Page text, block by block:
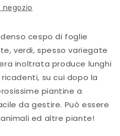
cespo di foglie
verdi, spesso variegate
inoltrata produce lunghi
su cui dopo la
piantine a
da gestire. Può essere
ed altre piante!